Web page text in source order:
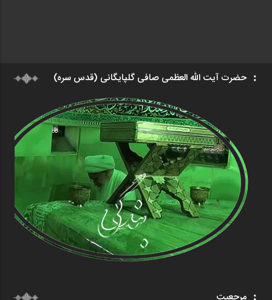
حضرت آیت الله العظمی صافی گلپایگانی (قدس سره)